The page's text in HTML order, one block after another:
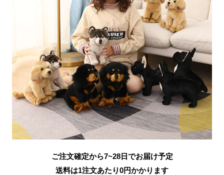
ご注文確定から7~28日でお届け予定
送料は1注文あたり0円かかります